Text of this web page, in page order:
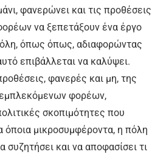
φανερώνει και τις προθέσεις
να ξεπετάξουν ένα έργο
όπως όπως, αδιαφορώντας
επιβάλλεται να καλύψει.
φανερές και μη, της
φορέων,
σκοπιμότητες που
όποια μικροσυμφέροντα, η πόλη
συζητήσει και να αποφασίσει τι